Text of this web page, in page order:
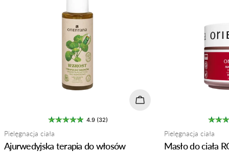
Dodaj do koszyka
4.9 (32)
Typ:
Pielęgnacja ciała
Ajurwedyjska terapia do włosów
Typ:
Pielęgnacja ciała
Masło do ciała